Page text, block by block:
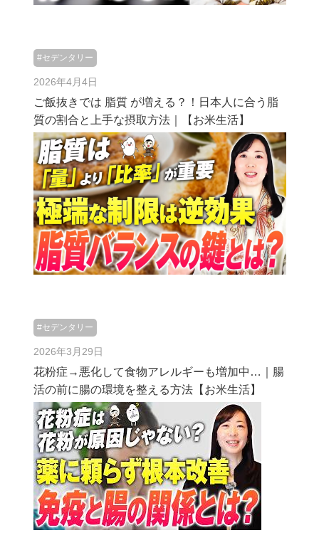
#セデンタリー
2026年4月4日
ご飯抜きでは 脂質 が増える？！日本人に合う脂
質の割合と上手な摂取方法｜【お米生活】
#セデンタリー
2026年3月29日
花粉症→悪化して食物アレルギーも増加中…｜腸
活の前に腸の環境を整える方法【お米生活】